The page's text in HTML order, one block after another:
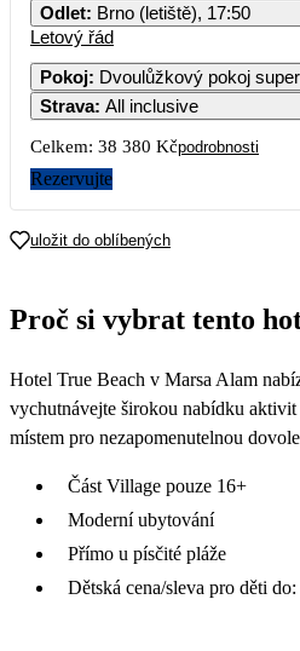
Odlet: Brno (letiště), 17:50
Letový řád
Pokoj: Dvoulůžkový pokoj
Strava: All inclusive
Celkem: 38 380 Kčpodrobnosti
Rezervujte
uložit do oblíbených
Proč si vybrat tento
Hotel True Beach v Marsa Alam
vychutnávejte širokou nabídku
místem pro nezapomenutelnou
Část Village pouze 16+
Moderní ubytování
Přímo u písčité pláže
Dětská cena/sleva pro děti